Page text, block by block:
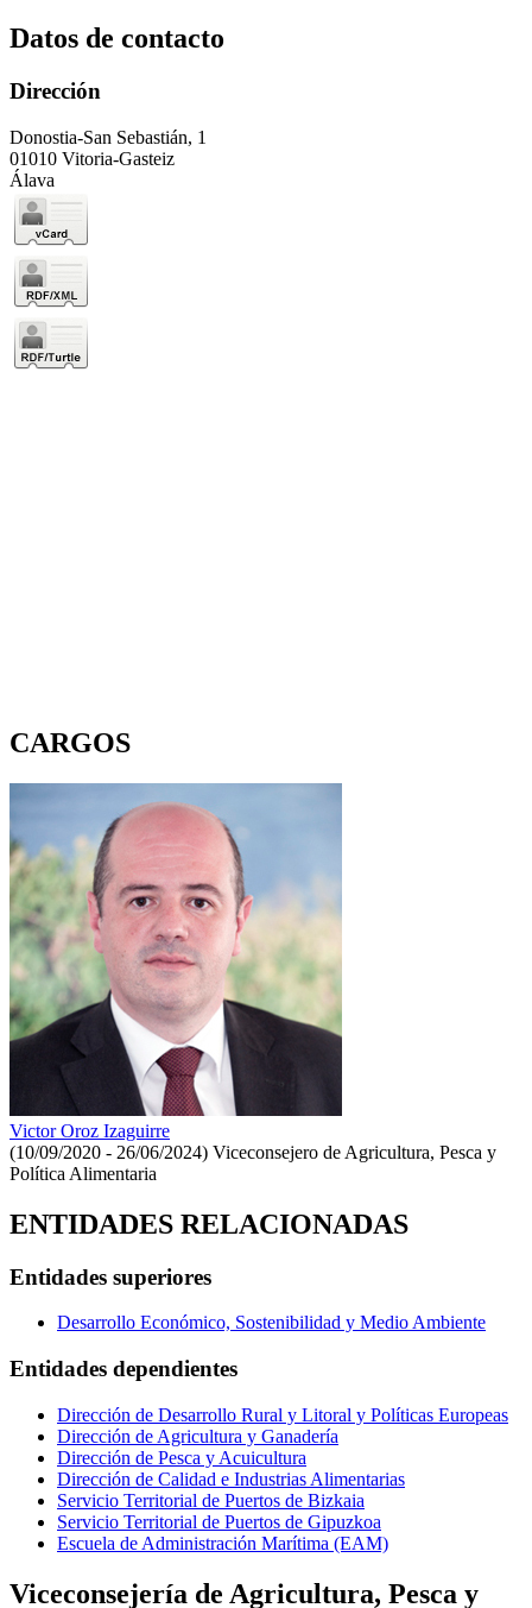
Datos de contacto
Dirección
Donostia-San Sebastián, 1
01010 Vitoria-Gasteiz
Álava
CARGOS
Victor Oroz Izaguirre
(10/09/2020 - 26/06/2024) Viceconsejero de Agricultura, Pesca y
Política Alimentaria
ENTIDADES RELACIONADAS
Entidades superiores
Desarrollo Económico, Sostenibilidad y Medio Ambiente
Entidades dependientes
Dirección de Desarrollo Rural y Litoral y Políticas Europeas
Dirección de Agricultura y Ganadería
Dirección de Pesca y Acuicultura
Dirección de Calidad e Industrias Alimentarias
Servicio Territorial de Puertos de Bizkaia
Servicio Territorial de Puertos de Gipuzkoa
Escuela de Administración Marítima (EAM)
Viceconsejería de Agricultura, Pesca y